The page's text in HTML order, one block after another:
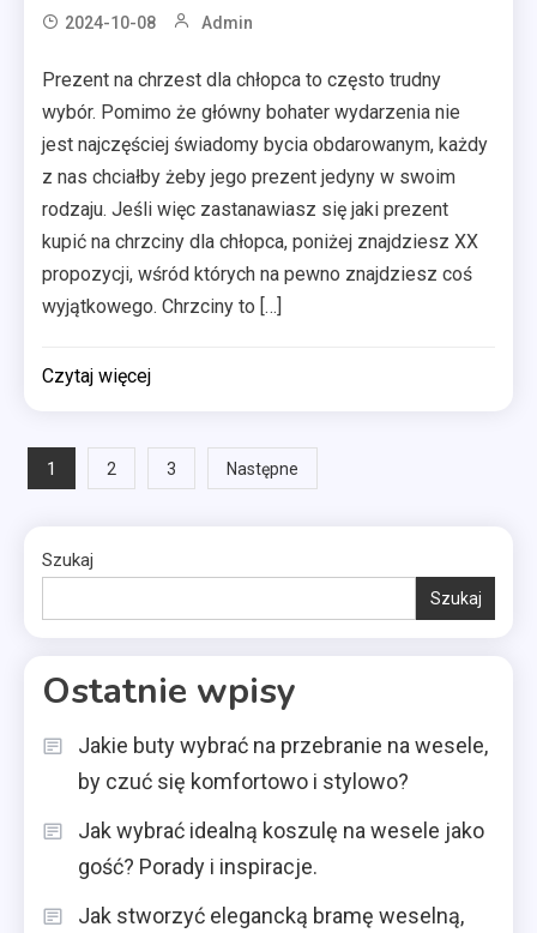
2024-10-08 Admin
Prezent na chrzest dla chłopca to często trudny
wybór. Pomimo że główny bohater wydarzenia nie
jest najczęściej świadomy bycia obdarowanym, każdy
z nas chciałby żeby jego prezent jedyny w swoim
rodzaju. Jeśli więc zastanawiasz się jaki prezent
kupić na chrzciny dla chłopca, poniżej znajdziesz XX
propozycji, wśród których na pewno znajdziesz coś
wyjątkowego. Chrzciny to […]
Czytaj więcej
Stronicowanie
wpisów
1 2 3 Następne
Szukaj
Szukaj
Ostatnie wpisy
Jakie buty wybrać na przebranie na wesele,
by czuć się komfortowo i stylowo?
Jak wybrać idealną koszulę na wesele jako
gość? Porady i inspiracje.
Jak stworzyć elegancką bramę weselną,